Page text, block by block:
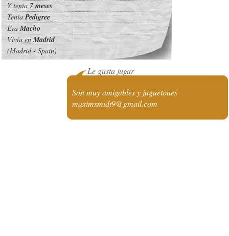
Y tenía 7 meses
TeníaPedigree
EraMacho
Vivía enMadrid
(Madrid - Spain)
Le gusta jugar
Son muy amigables y juguetones
maximsmidt9@gmail.com